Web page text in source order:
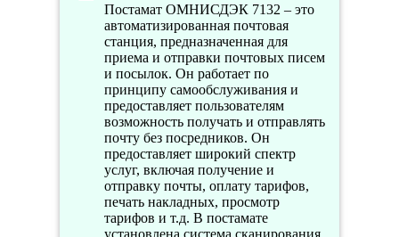
Постамат ОМНИСДЭК 7132 – это
автоматизированная почтовая
станция, предназначенная для
приема и отправки почтовых писем
и посылок. Он работает по
принципу самообслуживания и
предоставляет пользователям
возможность получать и отправлять
почту без посредников. Он
предоставляет широкий спектр
услуг, включая получение и
отправку почты, оплату тарифов,
печать накладных, просмотр
тарифов и т.д. В постамате
установлена система сканирования